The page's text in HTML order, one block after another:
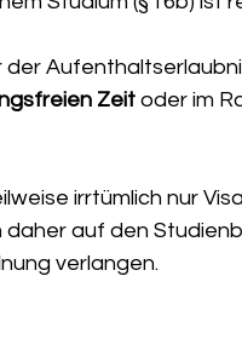
Zeit oder im
irrtümlich nur
daher auf den
verlangen.